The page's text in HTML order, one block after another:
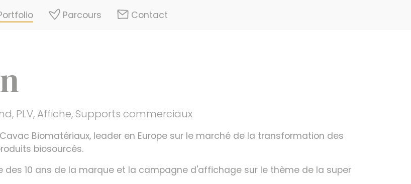
Parcours Contact
, PLV, Affiche,Supports commerciaux
Biomatériaux, leader en Europe sur le marché de la transformation des
biosourcés.
des 10 ans de la marque et la campagne d'affichage sur le thème de la super